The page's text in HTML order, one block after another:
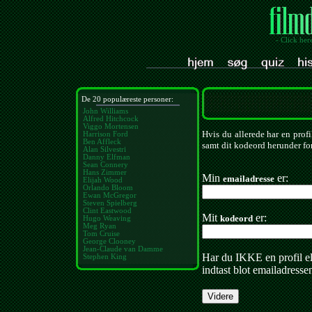
- Click
De 20 populæreste personer:
John Williams
Alfred Hitchcock
Viggo Mortensen
Harrison Ford
Ben Affleck
Alan Silvestri
Danny Elfman
Sean Connery
Hans Zimmer
Elijah Wood
Orlando Bloom
Ewan McGregor
Steven Spielberg
Clint Eastwood
Hugo Weaving
Meg Ryan
Tom Cruise
George Clooney
Jean-Claude van Damme
Stephen King
Hvis du allerede har en
samt dit kodeord herunder
Minemailadresseer:
Mitkodeorder:
Har du IKKE en profil
indtast blot